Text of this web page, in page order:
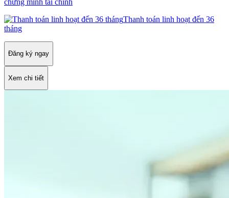
Thanh toán linh hoạt đến 36
tháng
Đăng ký ngay
Xem chi tiết